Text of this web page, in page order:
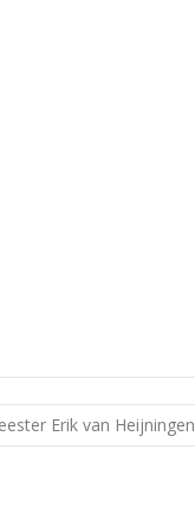
Erik van Heijningen